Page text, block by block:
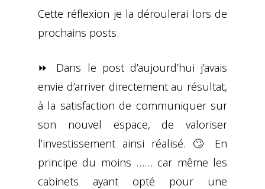
Cette réflexion je la déroulerai lors de
prochains posts.
⏩ Dans le post d’aujourd’hui j’avais
envie d’arriver directement au résultat,
à la satisfaction de communiquer sur
son nouvel espace, de valoriser
l’investissement ainsi réalisé. 🙄 En
principe du moins …… car même les
cabinets ayant opté pour une